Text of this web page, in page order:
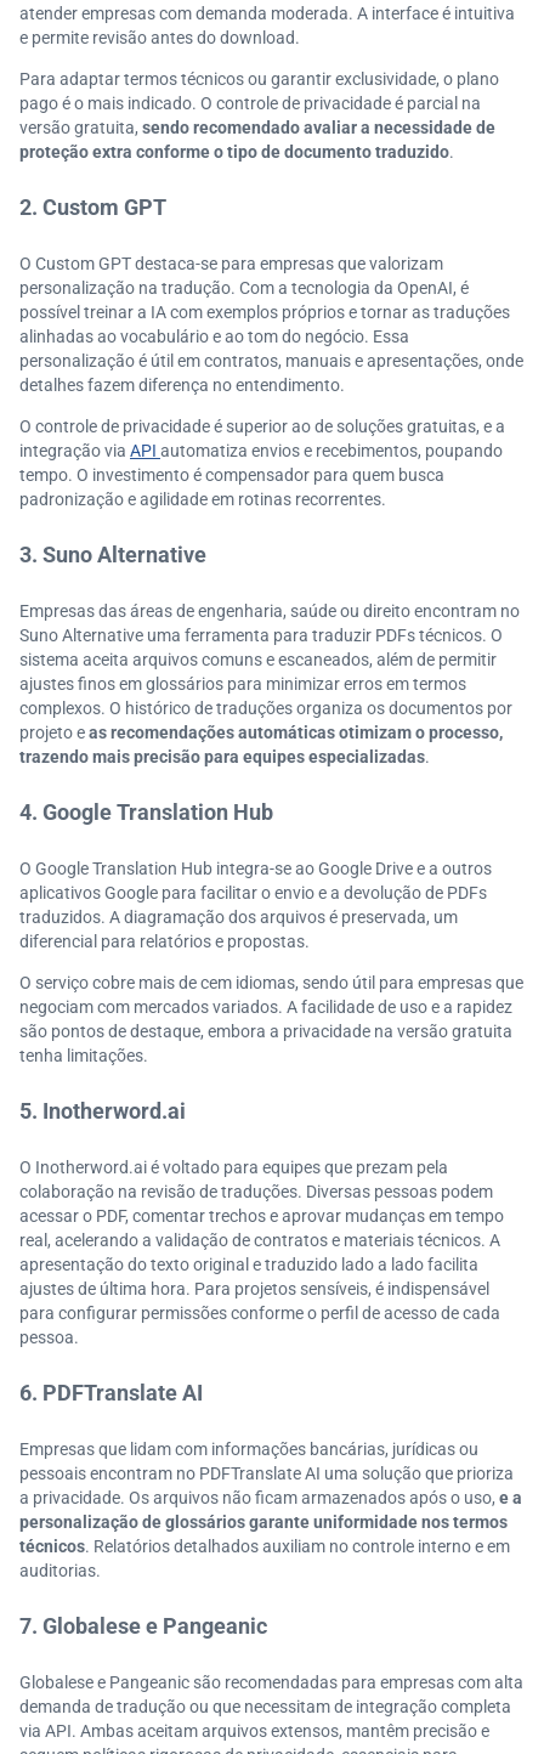
atender empresas com demanda moderada. A interface é intuitiva
e permite revisão antes do download.
Para adaptar termos técnicos ou garantir exclusividade, o plano
pago é o mais indicado. O controle de privacidade é parcial na
versão gratuita, sendo recomendado avaliar a necessidade de
proteção extra conforme o tipo de documento traduzido.
2. Custom GPT
O Custom GPT destaca-se para empresas que valorizam
personalização na tradução. Com a tecnologia da OpenAI, é
possível treinar a IA com exemplos próprios e tornar as traduções
alinhadas ao vocabulário e ao tom do negócio. Essa
personalização é útil em contratos, manuais e apresentações, onde
detalhes fazem diferença no entendimento.
O controle de privacidade é superior ao de soluções gratuitas, e a
integração via API automatiza envios e recebimentos, poupando
tempo. O investimento é compensador para quem busca
padronização e agilidade em rotinas recorrentes.
3. Suno Alternative
Empresas das áreas de engenharia, saúde ou direito encontram no
Suno Alternative uma ferramenta para traduzir PDFs técnicos. O
sistema aceita arquivos comuns e escaneados, além de permitir
ajustes finos em glossários para minimizar erros em termos
complexos. O histórico de traduções organiza os documentos por
projeto eas recomendações automáticas otimizam o processo,
trazendo mais precisão para equipes especializadas.
4. Google Translation Hub
O Google Translation Hub integra-se ao Google Drive e a outros
aplicativos Google para facilitar o envio e a devolução de PDFs
traduzidos. A diagramação dos arquivos é preservada, um
diferencial para relatórios e propostas.
O serviço cobre mais de cem idiomas, sendo útil para empresas que
negociam com mercados variados. A facilidade de uso e a rapidez
são pontos de destaque, embora a privacidade na versão gratuita
tenha limitações.
5. Inotherword.ai
O Inotherword.ai é voltado para equipes que prezam pela
colaboração na revisão de traduções. Diversas pessoas podem
acessar o PDF, comentar trechos e aprovar mudanças em tempo
real, acelerando a validação de contratos e materiais técnicos. A
apresentação do texto original e traduzido lado a lado facilita
ajustes de última hora. Para projetos sensíveis, é indispensável
para configurar permissões conforme o perfil de acesso de cada
pessoa.
6. PDFTranslate AI
Empresas que lidam com informações bancárias, jurídicas ou
pessoais encontram no PDFTranslate AI uma solução que prioriza
a privacidade. Os arquivos não ficam armazenados após o uso, e a
personalização de glossários garante uniformidade nos termos
técnicos. Relatórios detalhados auxiliam no controle interno e em
auditorias.
7. Globalese e Pangeanic
Globalese e Pangeanic são recomendadas para empresas com alta
demanda de tradução ou que necessitam de integração completa
via API. Ambas aceitam arquivos extensos, mantêm precisão e